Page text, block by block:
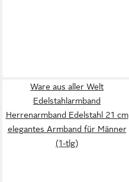
Ware aus aller Welt
Edelstahlarmband
Herrenarmband Edelstahl 21 cm
elegantes Armband für Männer
(1-tlg)